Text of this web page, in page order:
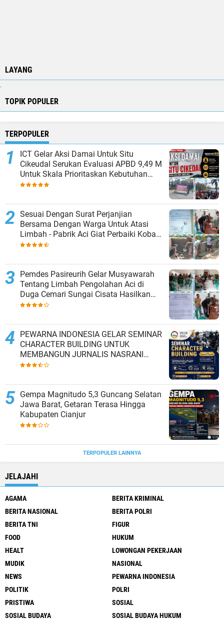
LAYANG
TOPIK POPULER
TERPOPULER
ICT Gelar Aksi Damai Untuk Situ
Cikeudal Serukan Evaluasi APBD 9,49 M
Untuk Skala Prioritaskan Kebutuhan
Dasar Masyarakat Belum Saat nya
Sesuai Dengan Surat Perjanjian
Bersama Dengan Warga Untuk Atasi
Limbah - Pabrik Aci Giat Perbaiki Kobak
Penampungan Air
Pemdes Pasireurih Gelar Musyawarah
Tentang Limbah Pengolahan Aci di
Duga Cemari Sungai Cisata Hasilkan
Kesepakatan Tutup Sementara
PEWARNA INDONESIA GELAR SEMINAR
CHARACTER BUILDING UNTUK
MEMBANGUN JURNALIS NASRANI
BERINTEGRITAS DAN BERDAMPAK*
Gempa Magnitudo 5,3 Guncang Selatan
Jawa Barat, Getaran Terasa Hingga
Kabupaten Cianjur
TERPOPULER LAINNYA
JELAJAHI
AGAMA
BERITA KRIMINAL
BERITA NASIONAL
BERITA POLRI
BERITA TNI
FIGUR
FOOD
HUKUM
HEALT
LOWONGAN PEKERJAAN
MUDIK
NASIONAL
NEWS
PEWARNA INDONESIA
POLITIK
POLRI
PRISTIWA
SOSIAL
SOSIAL BUDAYA
SOSIAL BUDAYA HUKUM